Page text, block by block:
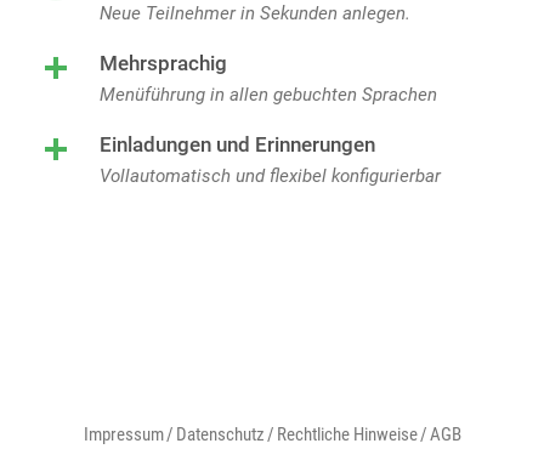
Neue Teilnehmer in Sekunden anlegen.
Mehrsprachig
Menüführung in allen gebuchten Sprachen
Einladungen und Erinnerungen
Vollautomatisch und flexibel konfigurierbar
Impressum Datenschutz Rechtliche Hinweise AGB